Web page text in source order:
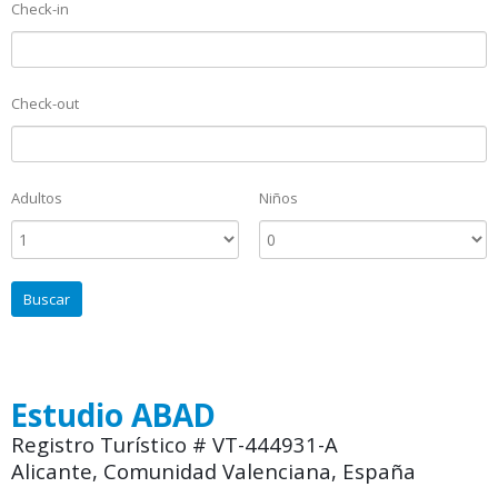
Check-in
Check-out
Adultos Niños
Estudio ABAD
Registro Turístico # VT-444931-A
Alicante, Comunidad Valenciana, España